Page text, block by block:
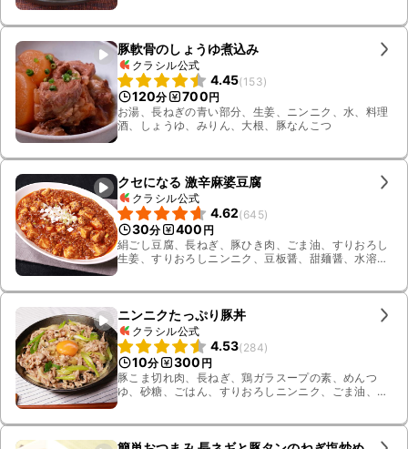
豚軟骨のしょうゆ煮込み
クラシル公式
4.45(153)
120分 700円
お湯、長ねぎの青い部分、生姜、ニンニク、水、料理
酒、しょうゆ、みりん、大根、豚なんこつ
クセになる 激辛麻婆豆腐
クラシル公式
4.62(645)
30分 400 円
絹ごし豆腐、長ねぎ、豚ひき肉、ごま油、すりおろし
生姜、すりおろしニンニク、豆板醤、甜麺醤、水溶き
ニンニクたっぷり豚丼
クラシル公式
4.53(284)
10分 300 円
豚こま切れ肉、長ねぎ、鶏ガラスープの素、めんつ
ゆ、砂糖、ごはん、すりおろしニンニク、ごま油、き